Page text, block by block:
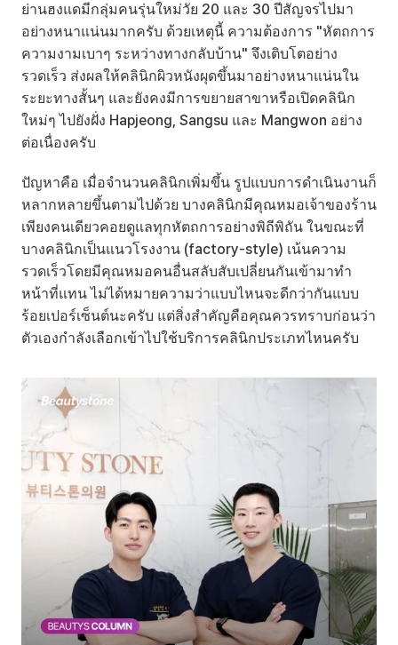
ย่านฮงแดมีกลุ่มคนรุ่นใหม่วัย 20 และ 30 ปีสัญจรไปมา
อย่างหนาแน่นมากครับ ด้วยเหตุนี้ ความต้องการ "หัตถการ
ความงามเบาๆ ระหว่างทางกลับบ้าน" จึงเติบโตอย่าง
รวดเร็ว ส่งผลให้คลินิกผิวหนังผุดขึ้นมาอย่างหนาแน่นใน
ระยะทางสั้นๆ และยังคงมีการขยายสาขาหรือเปิดคลินิก
ใหม่ๆ ไปยังฝั่ง Hapjeong, Sangsu และ Mangwon อย่าง
ต่อเนื่องครับ
ปัญหาคือ เมื่อจำนวนคลินิกเพิ่มขึ้น รูปแบบการดำเนินงานก็
หลากหลายขึ้นตามไปด้วย บางคลินิกมีคุณหมอเจ้าของร้าน
เพียงคนเดียวคอยดูแลทุกหัตถการอย่างพิถีพิถัน ในขณะที่
บางคลินิกเป็นแนวโรงงาน (factory-style) เน้นความ
รวดเร็วโดยมีคุณหมอคนอื่นสลับสับเปลี่ยนกันเข้ามาทำ
หน้าที่แทน ไม่ได้หมายความว่าแบบไหนจะดีกว่ากันแบบ
ร้อยเปอร์เซ็นต์นะครับ แต่สิ่งสำคัญคือคุณควรทราบก่อนว่า
ตัวเองกำลังเลือกเข้าไปใช้บริการคลินิกประเภทไหนครับ